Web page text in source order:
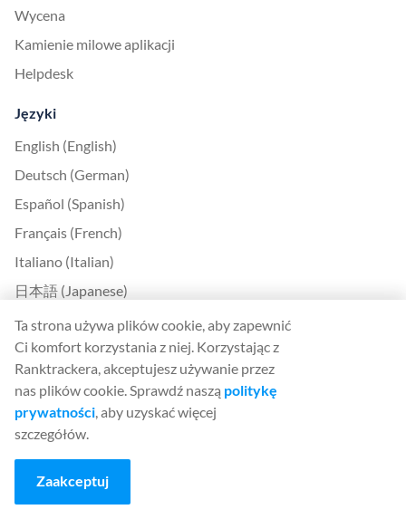
Wycena
Kamienie milowe aplikacji
Helpdesk
Języki
English (English)
Deutsch (German)
Español (Spanish)
Français (French)
Italiano (Italian)
日本語 (Japanese)
Nederlands (Nederlands)
Polski (Polish)
Português (Portuguese)
Svenska (Swedish)
Türkçe (Turkish)
中文 (Chinese)
Български (Bulgarian)
Ta strona używa plików cookie, aby zapewnić
Ci komfort korzystania z niej. Korzystając z
Ranktrackera, akceptujesz używanie przez
nas plików cookie. Sprawdź naszą politykę
prywatności, aby uzyskać więcej
szczegółów.
Zaakceptuj